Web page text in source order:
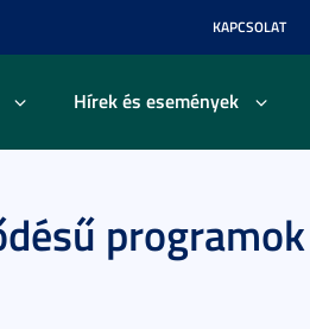
KAPCSOLAT
Hírek és események
programok